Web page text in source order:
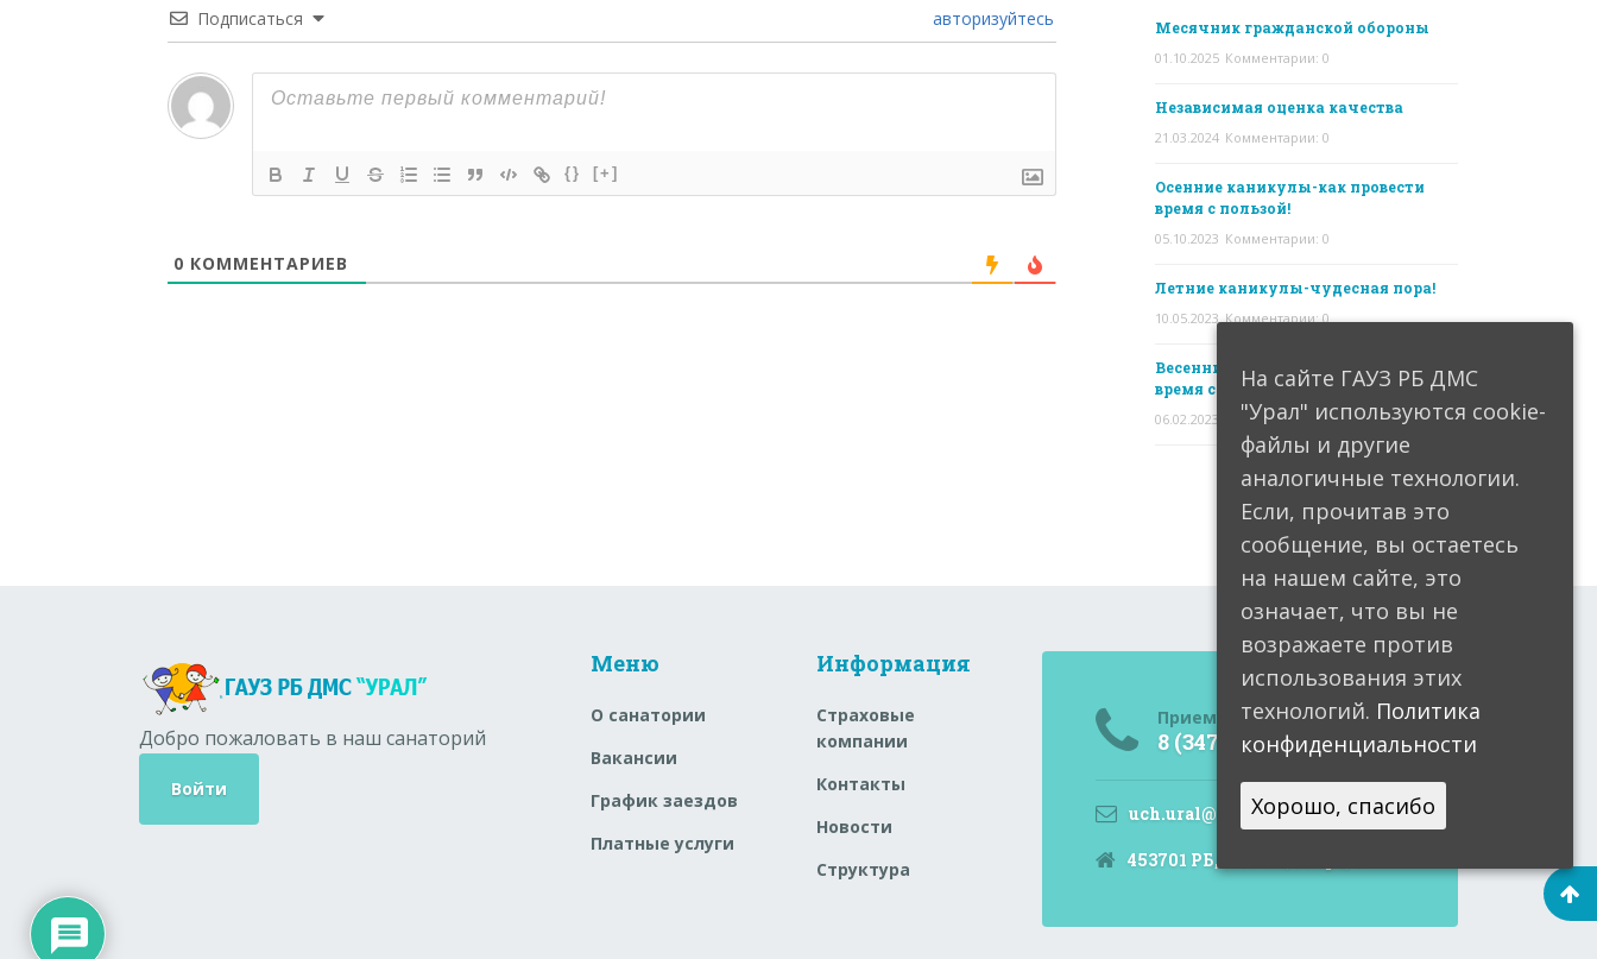
Подписаться авторизуйтесь
{} [+]
0 КОММЕНТАРИЕВ
Месячник гражданской обороны
01.10.2025 Комментарии: 0
Независимая оценка качества
21.03.2024 Комментарии: 0
Осенние каникулы-как провести
время с пользой!
05.10.2023 Комментарии: 0
Летние каникулы-чудесная пора!
10.05.2023 Комментарии: 0
Весенние каникулы- как провести
время с пользой!
06.02.2023 Комментарии: 0
Добро пожаловать в наш санаторий
Войти
Меню
О санатории
Вакансии
График заездов
Платные услуги
Информация
Страховые
компании
Контакты
Новости
Структура
Приемная
8 (34791) 6-05-99
uch.ural@doctorrb.ru
453701 РБ, Учалы, Мира, 9
На сайте ГАУЗ РБ ДМС
"Урал" используются cookie-
файлы и другие
аналогичные технологии.
Если, прочитав это
сообщение, вы остаетесь
на нашем сайте, это
означает, что вы не
возражаете против
использования этих
технологий. Политика
конфиденциальности
Хорошо, спасибо